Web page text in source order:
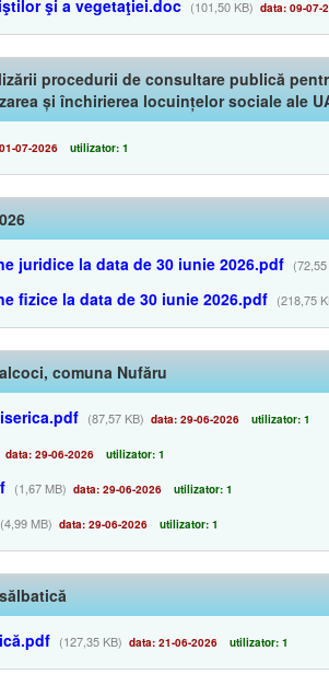
şi a vegetaţiei.doc (101,50 KB) data: 09-07-
procedurii de consultare publică
și închirierea locuințelor sociale ale
07-2026 utilizator: 1
juridice la data de 30 iunie 2026.pdf
fizice la data de 30 iunie 2026.pdf (218,75
comuna Nufăru
(87,57 KB) data: 29-06-2026 utilizator: 1
data: 29-06-2026 utilizator: 1
(1,67 MB) data: 29-06-2026 utilizator: 1
(4,99 MB) data: 29-06-2026 utilizator: 1
(127,35 KB) data: 21-06-2026 utilizator: 1